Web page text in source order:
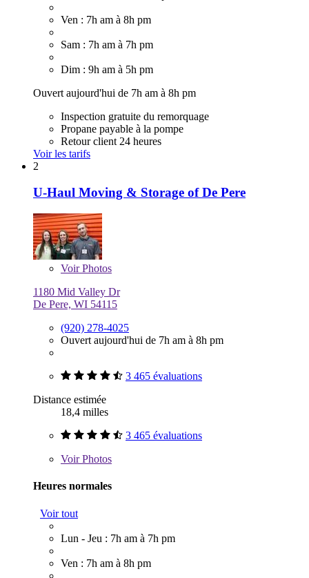
Ven : 7h am à 8h pm
Sam : 7h am à 7h pm
Dim : 9h am à 5h pm
Ouvert aujourd'hui de 7h am à 8h pm
Inspection gratuite du remorquage
Propane payable à la pompe
Retour client 24 heures
Voir les tarifs
2
U-Haul Moving & Storage of De Pere
VoirPhotos
1180 Mid Valley Dr
De Pere, WI 54115
(920) 278-4025
Ouvert aujourd'hui de 7h am à 8h pm
3 465 évaluations
Distance estimée
18,4 milles
3 465 évaluations
VoirPhotos
Heures normales
Voir tout
Lun - Jeu : 7h am à 7h pm
Ven : 7h am à 8h pm